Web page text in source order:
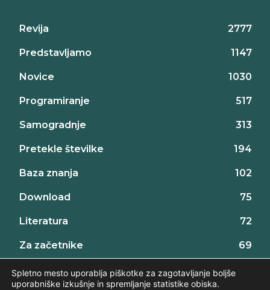
Revija 2777
Predstavljamo 1147
Novice 1030
Programiranje 517
Samogradnje 313
Pretekle številke 194
Baza znanja 102
Download 75
Literatura 72
Za začetnike 69
Projekti za začetnike
Spletno mesto uporablja piškotke za zagotavljanje boljše
uporabniške izkušnje in spremljanje statistike obiska.